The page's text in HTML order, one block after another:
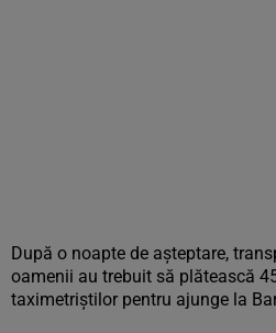
După o noapte de așteptare,
oamenii au trebuit să plătească
taximetriștilor pentru ajunge la